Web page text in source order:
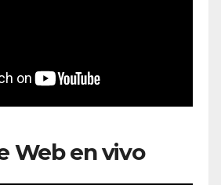
Web en vivo